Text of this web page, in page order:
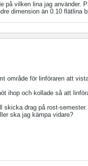
på vilken lina jag använder.
dimension än 0.10 flätlina
område för linföraren att
ihop och kollade så att
skicka drag på rost-semester.
ska jag kämpa vidare?